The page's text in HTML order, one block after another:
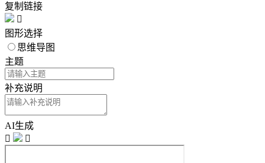
复制链接

图形选择
思维导图
主题
补充说明
AI生成

